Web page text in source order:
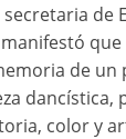
de
de
dancística,
color y